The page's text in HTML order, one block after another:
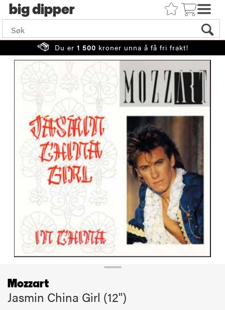
big
Du er 1 500 kroner unna å få fri frakt!
Mozzart
Jasmin China Girl (12")